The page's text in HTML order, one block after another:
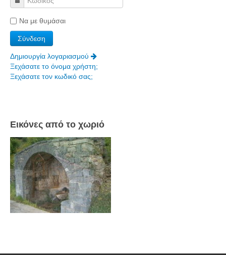
Να με θυμάσαι
Δημιουργία λογαριασμού
Ξεχάσατε το όνομα χρήστη;
Ξεχάσατε τον κωδικό σας;
Εικόνες από το χωριό